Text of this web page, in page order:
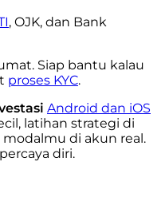
, OJK, dan Bank
Siap bantu kalau
proses KYC.
Android dan iOS
latihan strategi di
di akun real.
diri.